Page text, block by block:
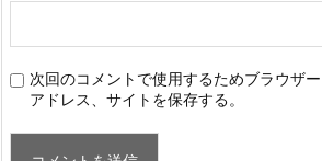
次回のコメントで使用するためブラウザ
アドレス、サイトを保存する。